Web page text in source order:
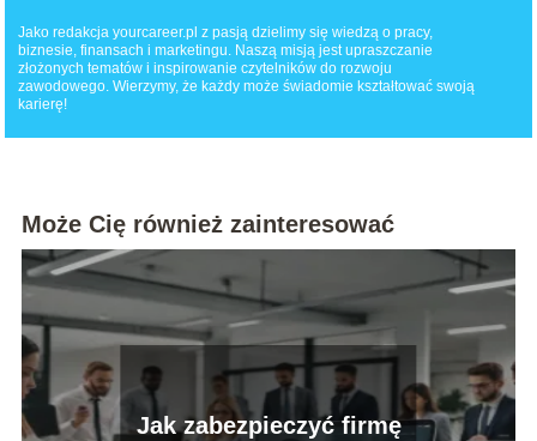
Jako redakcja yourcareer.pl z pasją dzielimy się wiedzą o pracy,
biznesie, finansach i marketingu. Naszą misją jest upraszczanie
złożonych tematów i inspirowanie czytelników do rozwoju
zawodowego. Wierzymy, że każdy może świadomie kształtować swoją
karierę!
Może Cię również zainteresować
Jak zabezpieczyć firmę